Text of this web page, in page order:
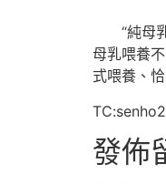
“純母
母乳喂養
式喂養、
發佈